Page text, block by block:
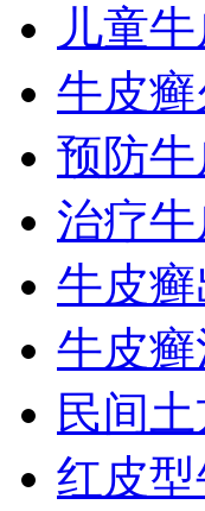
儿童
牛皮
预防
治疗
牛皮癣
牛皮
民间
红皮